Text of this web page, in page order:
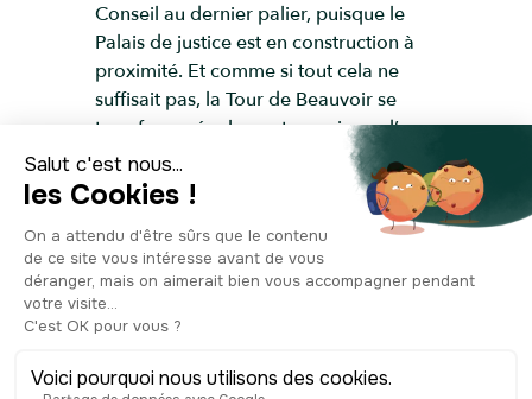
Conseil au dernier palier, puisque le
Palais de justice est en construction à
proximité. Et comme si tout cela ne
suffisait pas, la Tour de Beauvoir se
transforme également en prison, d’une
capacité de 6 cachots. Une fonction
qu’elle tiendra jusqu’en 1945. Pendant
la Seconde Guerre mondiale, les
bombardements dénaturent
sévèrement le quartier. L’heure est à la
reconstruction, et le donjon est sauvé in
extremis de la démolition. Rachetée
professeur blésois, dans les années